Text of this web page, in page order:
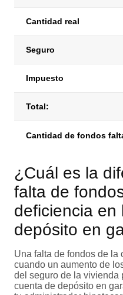
Cantidad real
Seguro
Impuesto
Total:
Cantidad de fondos
¿Cuál es la
falta de
deficiencia en
depósito en
Una falta de fondos de la
cuando un aumento de
del seguro de la vivienda
cuenta de depósito en